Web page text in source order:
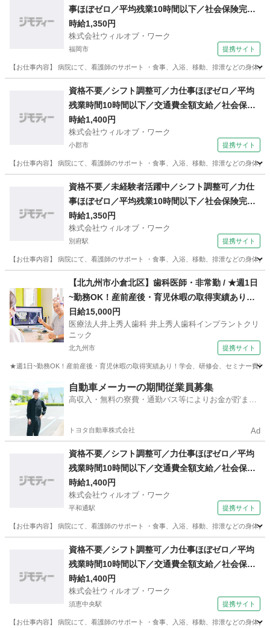
事ほぼゼロ／平均残業10時間以下／社会保険完備
／週3日〜勤務ok／医療行為なし／日払い可・週
払い可/ms400101
時給1,350円
株式会社ウィルオブ・ワーク
福岡市 提携サイト
【お仕事内容】 病院にて、看護師のサポート ・食事、入浴、移動、排泄などの身体
その他
資格不要／シフト調整可／力仕事ほぼゼロ／平均
残業時間10時間以下／交通費全額支給／社会保険
完備／週3日〜勤務ok／医療行為なし／要経験／
日払い可・週払い可/ms400101
時給1,400円
株式会社ウィルオブ・ワーク
小郡市 提携サイト
【お仕事内容】 病院にて、看護師のサポート ・食事、入浴、移動、排泄などの身体
その他
資格不要／未経験者活躍中／シフト調整可／力仕
事ほぼゼロ／平均残業10時間以下／社会保険完備
／週3日〜勤務ok／駅チカ／医療行為なし／日払
い可・週払い可/ms400101
時給1,350円
株式会社ウィルオブ・ワーク
別府駅 提携サイト
【お仕事内容】 病院にて、看護師のサポート ・食事、入浴、移動、排泄などの身体
別府駅 その他
【北九州市小倉北区】歯科医師・非常勤 / ★週1日
~勤務OK！産前産後・育児休暇の取得実績あり！
学会、研修会、セミナー費用一部補助があるの
で、ブランクの方も着実に経験を積める環境です
★
日給15,000円
医療法人井上秀人歯科 井上秀人歯科インプラントクリ
ニック
北九州市 提携サイト
★週1日~勤務OK！産前産後・育児休暇の取得実績あり！学会、研修会、セミナー費
その他
自動車メーカーの期間従業員募集
高収入・無料の寮費・通勤バス等によりお金が貯まり
トヨタ自動車株式会社 Ad
資格不要／シフト調整可／力仕事ほぼゼロ／平均
残業時間10時間以下／交通費全額支給／社会保険
完備／週3日〜勤務ok／医療行為なし／要経験／
日払い可・週払い可/ms400201
時給1,400円
株式会社ウィルオブ・ワーク
平和通駅 提携サイト
【お仕事内容】 病院にて、看護師のサポート ・食事、入浴、移動、排泄などの身体
平和通駅 その他
資格不要／シフト調整可／力仕事ほぼゼロ／平均
残業時間10時間以下／交通費全額支給／社会保険
完備／週3日〜勤務ok／医療行為なし／要経験／
日払い可・週払い可/ms400101
時給1,400円
株式会社ウィルオブ・ワーク
須恵中央駅 提携サイト
【お仕事内容】 病院にて、看護師のサポート ・食事、入浴、移動、排泄などの身体